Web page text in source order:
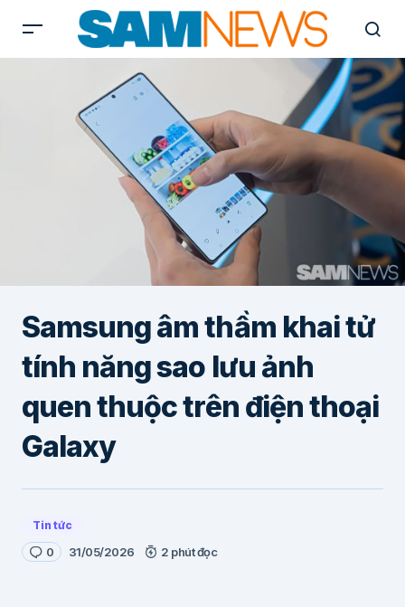
Samsung âm thầm khai tử
tính năng sao lưu ảnh
quen thuộc trên điện thoại
Galaxy
Tin tức
0 31/05/2026 2 phút đọc